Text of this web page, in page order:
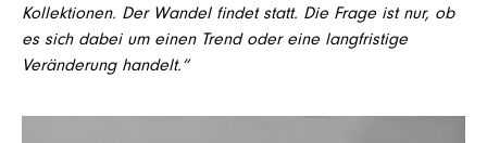
Kollektionen. Der Wandel findet statt. Die Frage ist nur, ob
es sich dabei um einen Trend oder eine langfristige
Veränderung handelt.“